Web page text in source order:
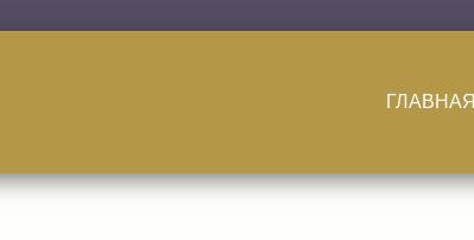
ГЛАВНАЯ